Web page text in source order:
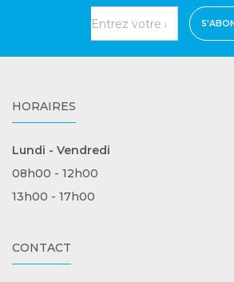
HORAIRES
Lundi - Vendredi
08h00 - 12h00
13h00 - 17h00
CONTACT